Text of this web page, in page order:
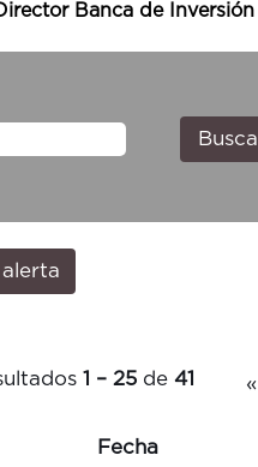
Banca de Inversión
1 – 25 de 41 «
Fecha